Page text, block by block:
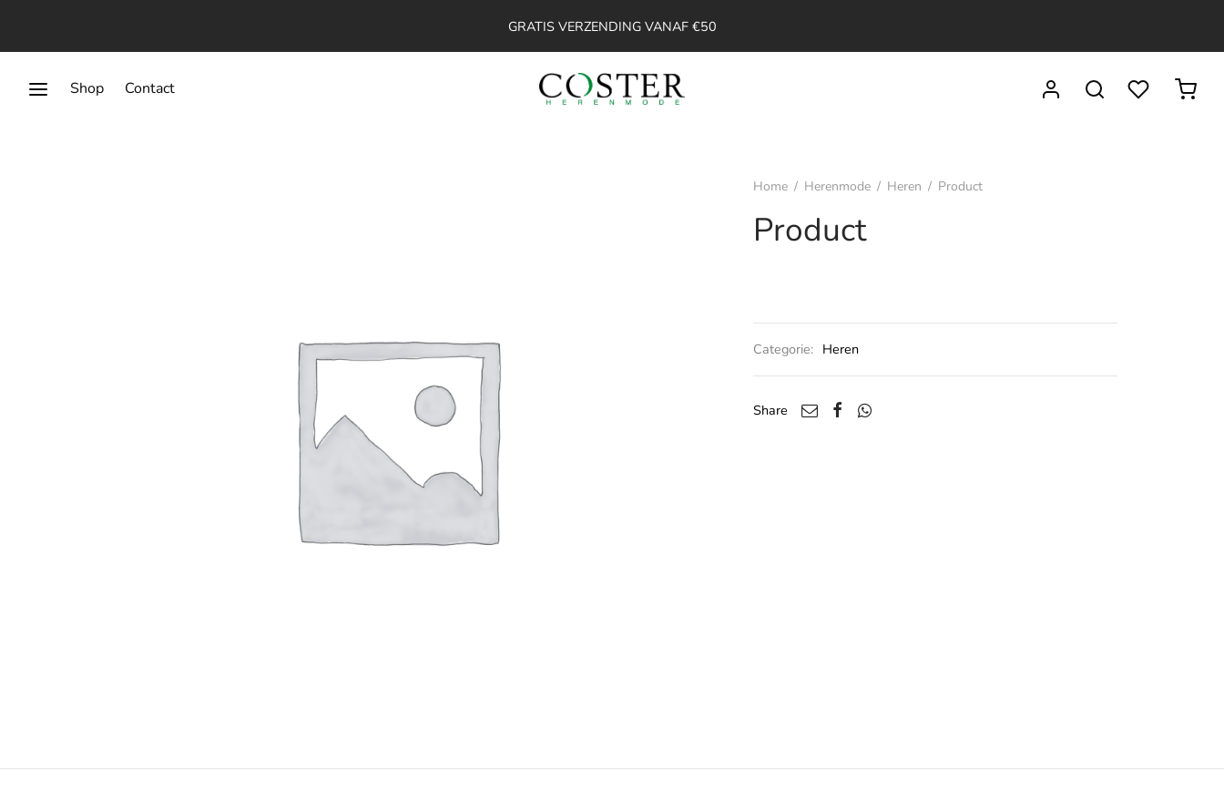
GRATIS VERZENDING VANAF €50
Shop Contact
Home / Herenmode / Heren / Product
Product
Categorie: Heren
Share